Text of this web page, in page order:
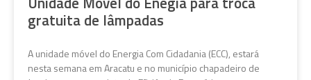
gratuita de lâmpadas
A unidade móvel do Energia Com Cidadania (ECC), estará
nesta semana em Aracatu e no município chapadeiro de